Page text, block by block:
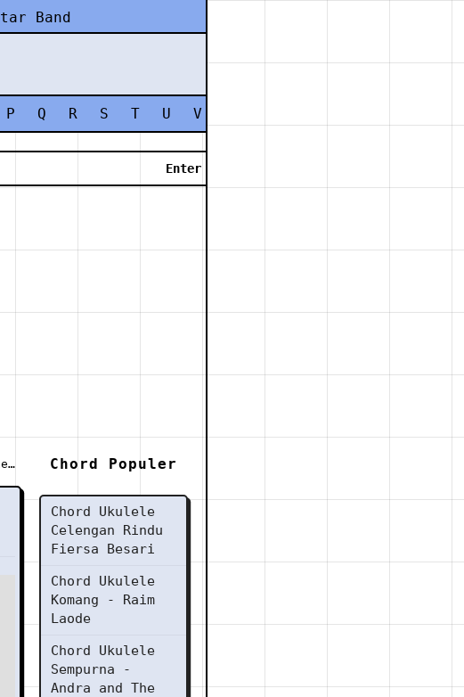
Band
P Q R S T U V
Chord Populer
Chord Ukulele
Celengan Rindu
Fiersa Besari
Chord Ukulele
Komang - Raim
Laode
Chord Ukulele
Sempurna -
Andra and The